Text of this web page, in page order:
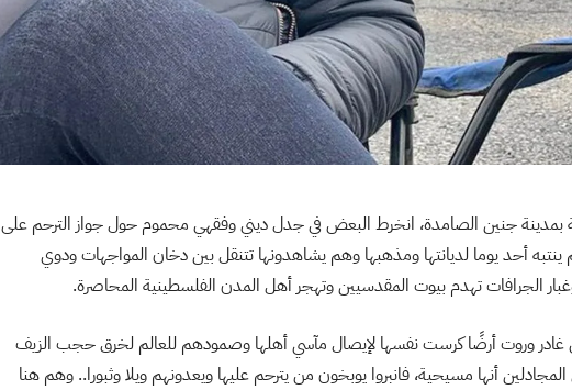
بمدينة جنين الصامدة، انخرط البعض في جدل ديني وفقهي محموم حول جواز الترحم على
أحد يوما لديانتها ومذهبها وهم يشاهدونها تتنقل بين دخان المواجهات ودوي
الجرافات تهدم بيوت المقدسيين وتهجر أهل المدن الفلسطينية المحاصرة.
وروت أرضًا كرست نفسها لإيصال مآسي أهلها وصمودهم للعالم لخرق حجب الزيف
أنها مسيحية، فانبروا يوبخون من يترحم عليها ويعدونهم ويلا وثبورا.. وهم هنا